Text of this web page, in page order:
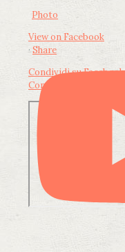
Photo
View on Facebook
· Share
Condividi su Facebook
Condividi su LinkedIn